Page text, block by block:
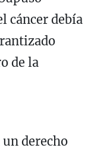
cáncer debía
de la
derecho